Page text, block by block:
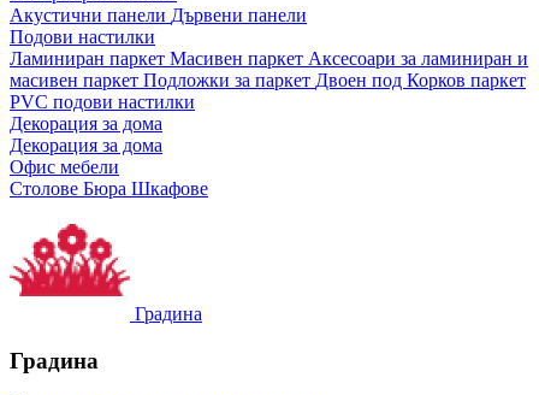
Акустични панели Дървени панели
Подови настилки
Ламиниран паркет Масивен паркет Аксесоари за ламиниран и
масивен паркет Подложки за паркет Двоен под Корков паркет
PVC подови настилки
Декорация за дома
Декорация за дома
Офис мебели
Столове Бюра Шкафове
Градина
Градина